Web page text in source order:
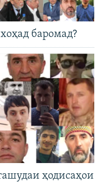
баромад?
ҳодисаҳои